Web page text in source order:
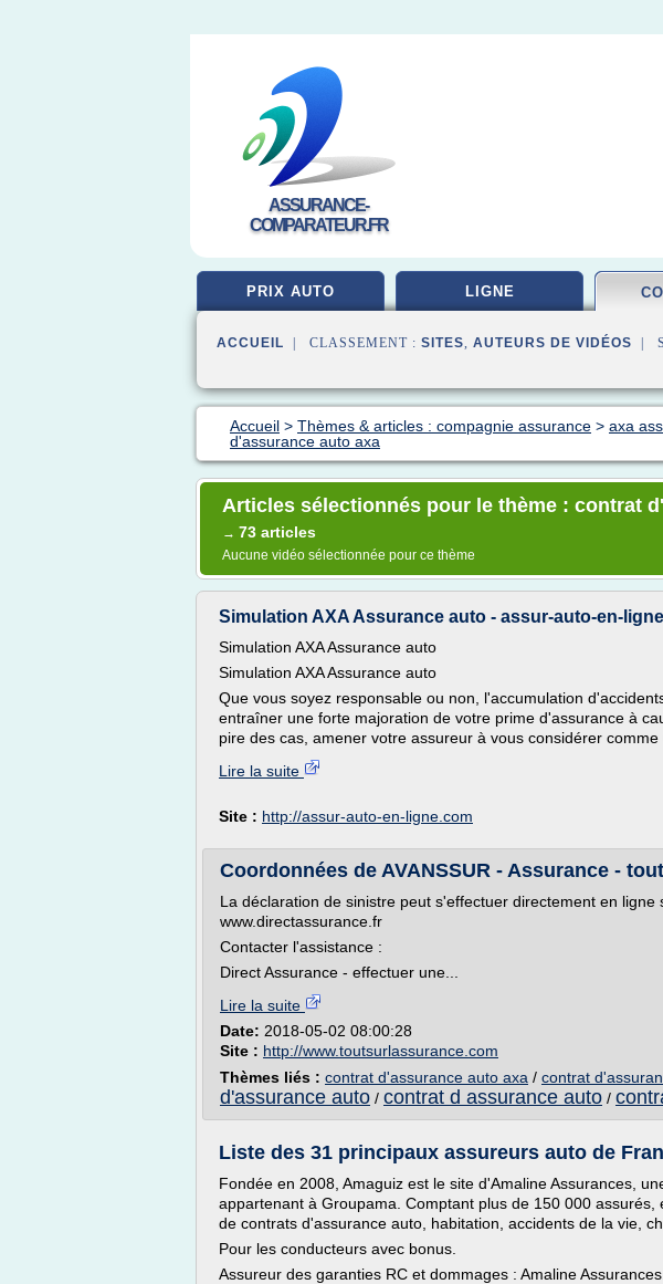
ASSURANCE-
COMPARATEUR.FR
PRIX AUTO LIGNE
ACCUEIL | CLASSEMENT : SITES, AUTEURS DE VIDÉOS |
Accueil > Thèmes & articles : compagnie assurance > axa
d'assurance auto axa
Articles sélectionnés pour le thème : contrat
→ 73 articles
Aucune vidéo sélectionnée pour ce thème
Simulation AXA Assurance auto - assur-auto-en-
Simulation AXA Assurance auto
Simulation AXA Assurance auto
Que vous soyez responsable ou non, l'accumulation
entraîner une forte majoration de votre prime d'assurance à
pire des cas, amener votre assureur à vous considérer comme
Lire la suite
Site : http://assur-auto-en-ligne.com
Coordonnées de AVANSSUR - Assurance -
La déclaration de sinistre peut s'effectuer directement en ligne
www.directassurance.fr
Contacter l'assistance :
Direct Assurance - effectuer une...
Lire la suite
Date: 2018-05-02 08:00:28
Site : http://www.toutsurlassurance.com
Thèmes liés : contrat d'assurance auto axa / contrat
d'assurance auto / contrat d assurance auto /
Liste des 31 principaux assureurs auto de
Fondée en 2008, Amaguiz est le site d'Amaline Assurances,
appartenant à Groupama. Comptant plus de 150 000 assurés,
de contrats d'assurance auto, habitation, accidents de la vie,
Pour les conducteurs avec bonus.
Assureur des garanties RC et dommages : Amaline Assurances.